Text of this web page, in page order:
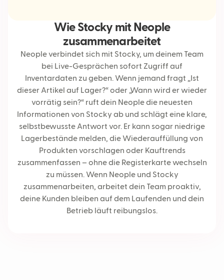
Wie Stocky mit Neople
zusammenarbeitet
Neople verbindet sich mit Stocky, um deinem Team
bei Live-Gesprächen sofort Zugriff auf
Inventardaten zu geben. Wenn jemand fragt „Ist
dieser Artikel auf Lager?“ oder „Wann wird er wieder
vorrätig sein?“ ruft dein Neople die neuesten
Informationen von Stocky ab und schlägt eine klare,
selbstbewusste Antwort vor. Er kann sogar niedrige
Lagerbestände melden, die Wiederauffüllung von
Produkten vorschlagen oder Kauftrends
zusammenfassen – ohne die Registerkarte wechseln
zu müssen. Wenn Neople und Stocky
zusammenarbeiten, arbeitet dein Team proaktiv,
deine Kunden bleiben auf dem Laufenden und dein
Betrieb läuft reibungslos.